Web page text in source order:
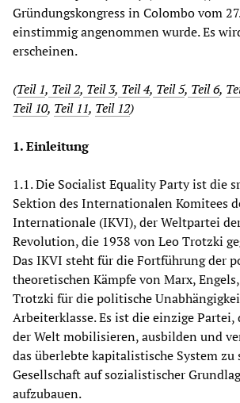
Gründungskongress in Colombo vom
einstimmig angenommen wurde. Es
erscheinen.
(Teil 1, Teil 2, Teil 3, Teil 4, Teil 5, Teil 6,
Teil 10, Teil 11, Teil 12)
1. Einleitung
1.1. Die Socialist Equality Party ist die
Sektion des Internationalen Komitees
Internationale (IKVI), der Weltpartei
Revolution, die 1938 von Leo Trotzki
Das IKVI steht für die Fortführung der
theoretischen Kämpfe von Marx,
Trotzki für die politische
Arbeiterklasse. Es ist die einzige
der Welt mobilisieren, ausbilden und
das überlebte kapitalistische System
Gesellschaft auf sozialistischer
aufzubauen.